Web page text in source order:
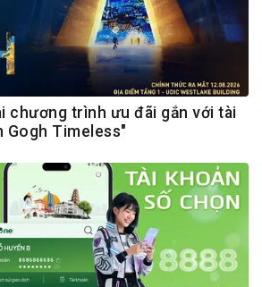
chương trình ưu đãi gắn với tài
Gogh Timeless"